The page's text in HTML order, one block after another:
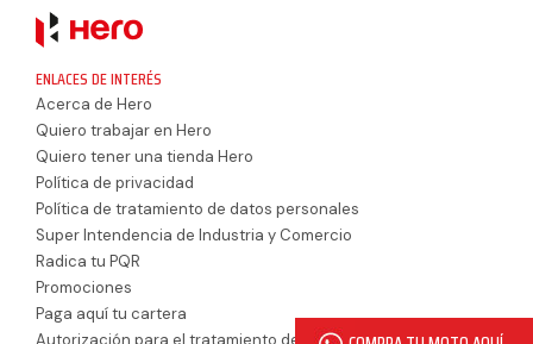
ENLACES DE INTERÉS
Acerca de Hero
Quiero trabajar en Hero
Quiero tener una tienda Hero
Política de privacidad
Política de tratamiento de datos personales
Super Intendencia de Industria y Comercio
Radica tu PQR
Promociones
Paga aquí tu cartera